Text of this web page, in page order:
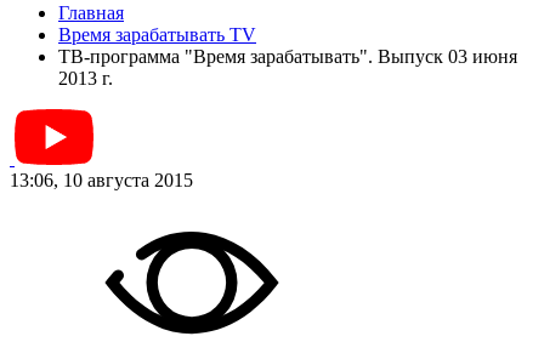
Главная
Время зарабатывать TV
ТВ-программа "Время зарабатывать". Выпуск 03 июня
2013 г.
13:06, 10 августа 2015